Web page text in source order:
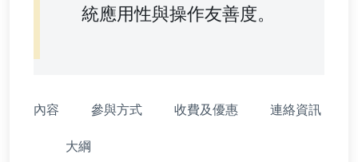
統應用性與操作友善度。
內容 參與方式 收費及優惠
連絡資訊
大綱